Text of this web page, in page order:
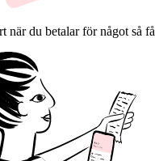
när du betalar för något så